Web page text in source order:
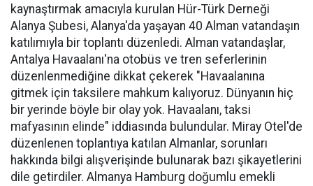
kaynaştırmak amacıyla kurulan Hür-Türk Derneği
Alanya Şubesi, Alanya'da yaşayan 40 Alman vatandaşın
katılımıyla bir toplantı düzenledi. Alman vatandaşlar,
Antalya Havaalanı'na otobüs ve tren seferlerinin
düzenlenmediğine dikkat çekerek "Havaalanına
gitmek için taksilere mahkum kalıyoruz. Dünyanın hiç
bir yerinde böyle bir olay yok. Havaalanı, taksi
mafyasının elinde" iddiasında bulundular. Miray Otel'de
düzenlenen toplantıya katılan Almanlar, sorunları
hakkında bilgi alışverişinde bulunarak bazı şikayetlerini
dile getirdiler. Almanya Hamburg doğumlu emekli